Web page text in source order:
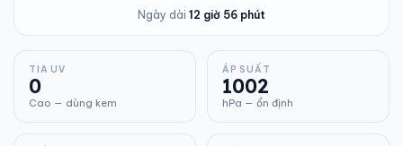
Ngày dài 12 giờ 56 phút
TIA UV
0
Cao — dùng kem
ÁP SUẤT
1002
hPa — ổn định